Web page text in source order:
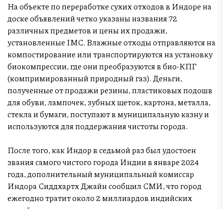
На объекте по переработке сухих отходов в Индоре на
доске объявлений четко указаны названия 72
различных предметов и цены их продажи,
установленные IMC. Влажные отходы отправляются на
компостирование или транспортируются на установку
биокомпрессии, где они преобразуются в био-КПГ
(компримированный природный газ). Деньги,
полученные от продажи резины, пластиковых подошв
для обуви, лампочек, зубных щеток, картона, металла,
стекла и бумаги, поступают в муниципальную казну и
используются для поддержания чистоты города.
После того, как Индор в седьмой раз был удостоен
звания самого чистого города Индии в январе 2024
года, дополнительный муниципальный комиссар
Индора Сиддхартх Джайн сообщил СМИ, что город
ежегодно тратит около 2 миллиардов индийских